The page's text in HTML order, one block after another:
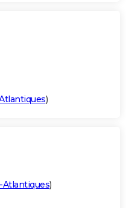
)
Atlantiques)